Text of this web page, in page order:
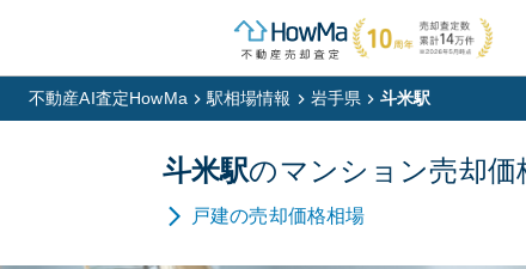
不動産AI査定HowMa 駅相場情報 岩手県 斗米駅
斗米駅のマンション売却価
戸建の売却価格相場